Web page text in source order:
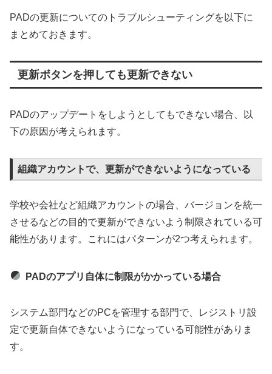
PADの更新についてのトラブルシューティングを以下に
まとめておきます。
更新ボタンを押しても更新できない
PADのアップデートをしようとしてもできない場合、以
下の原因が考えられます。
組織アカウントで、更新ができないようになっている
学校や会社など組織アカウントの場合、バージョンを統一
させるなどの目的で更新ができないよう制限されている可
能性があります。これにはパターンが2つ考えられます。
PADのアプリ自体に制限がかかっている場合
システム部門などのPCを管理する部門で、レジストリ設
定で更新自体できないようになっている可能性がありま
す。